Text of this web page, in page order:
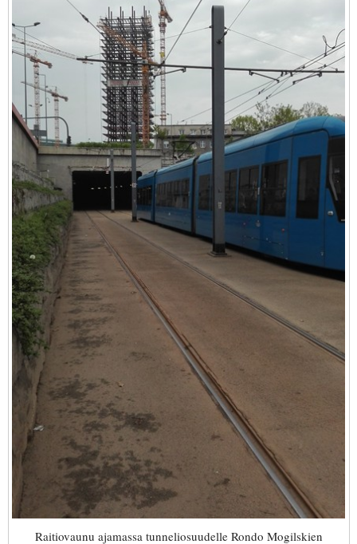
Raitiovaunu ajamassa tunneliosuudelle Rondo Mogilskien